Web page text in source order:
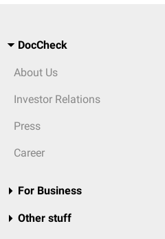
DocCheck
About Us
Investor Relations
Press
Career
For Business
Other stuff